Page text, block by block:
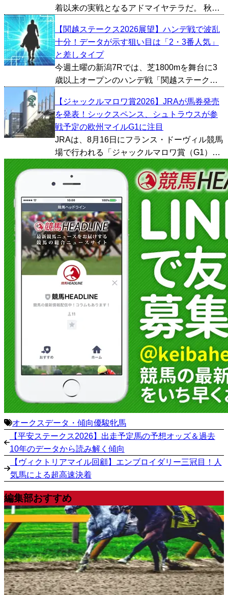
着以来の実戦となるアドマイヤテラだ。 秋に
札幌記念はその重要な前哨戦。3000m超の長
距離GIで高い能力を示した一方、今回は若葉S
以来とな...
【関越ステークス2026展望】ハンデ戦で波乱
十分！データが示す狙い目は「2・3番人気」
と差しタイプ
今週土曜の新潟7Rでは、芝1800mを舞台に3
歳以上オープンのハンデ戦「関越ステーク
た実力馬が顔を揃えた一戦だが、ハンデ戦ら
しく実績だけでは勝ち切れないケースも少な
くない。過去の...
【ジャックルマロワ賞2026】JRAが馬券発売
を発表！シックスペンス、シュトラウスが参
戦予定の欧州マイルG1に注目
JRAは、8月16日にフランス・ドーヴィル競馬
場で行われる「ジャックルマロワ賞（G1）」
の馬券を国内で発売すると発表した。 欧州屈
指のマイルG1として知られる一戦で、日本か
らはシックスペンス（美浦・田中博康厩舎）
とシュト...
オークスデータ・傾向優駿牝馬
【平安ステークス2026】出走予定馬の予想オッズ＆過去
10年のデータから読み解く傾向
【ヴィクトリアマイル回顧】エンブロイダリー三冠目！人
気馬による超高速決着
編集部おすすめ